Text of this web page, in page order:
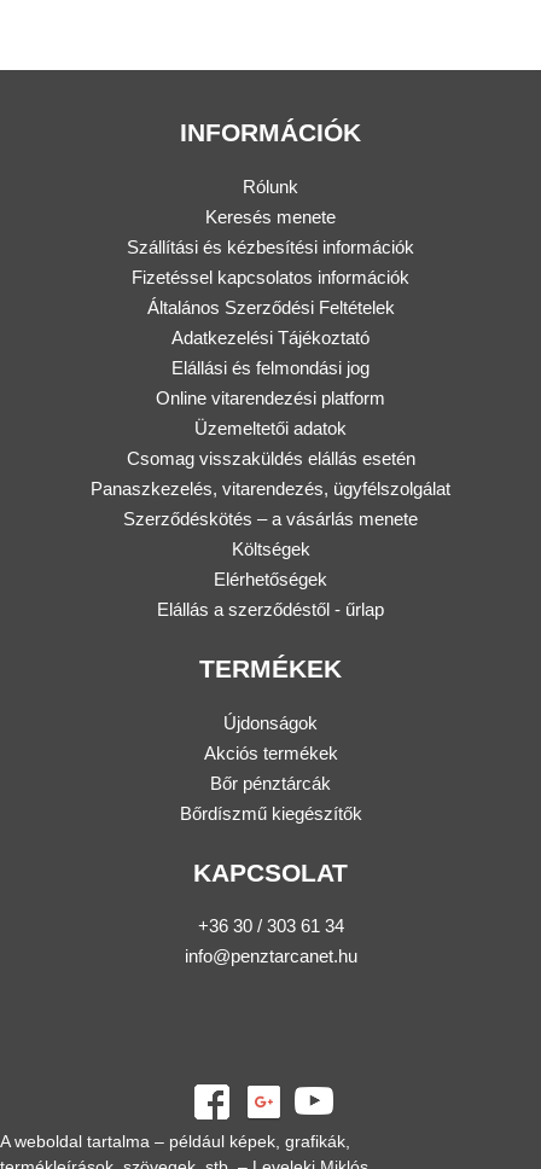
INFORMÁCIÓK
Rólunk
Keresés menete
Szállítási és kézbesítési információk
Fizetéssel kapcsolatos információk
Általános Szerződési Feltételek
Adatkezelési Tájékoztató
Elállási és felmondási jog
Online vitarendezési platform
Üzemeltetői adatok
Csomag visszaküldés elállás esetén
Panaszkezelés, vitarendezés, ügyfélszolgálat
Szerződéskötés – a vásárlás menete
Költségek
Elérhetőségek
Elállás a szerződéstől - űrlap
TERMÉKEK
Újdonságok
Akciós termékek
Bőr pénztárcák
Bőrdíszmű kiegészítők
KAPCSOLAT
+36 30 / 303 61 34
info@penztarcanet.hu
A weboldal tartalma – például képek, grafikák,